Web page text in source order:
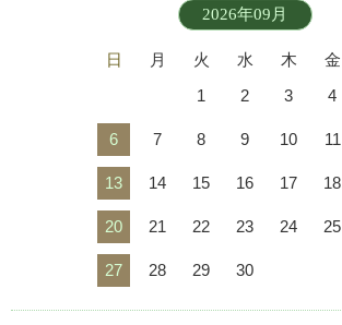
2026年09月
日 月 火 水 木 金
1
2 3 4
6 7 8 9 10 11
13 14 15 16 17 18
20 21 22 23 24 25
27 28 29 30